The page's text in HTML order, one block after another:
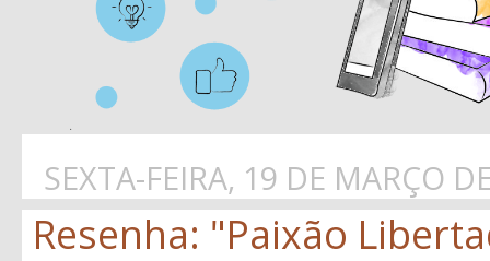
SEXTA-FEIRA, 19 DE MARÇO
Resenha: "Paixão